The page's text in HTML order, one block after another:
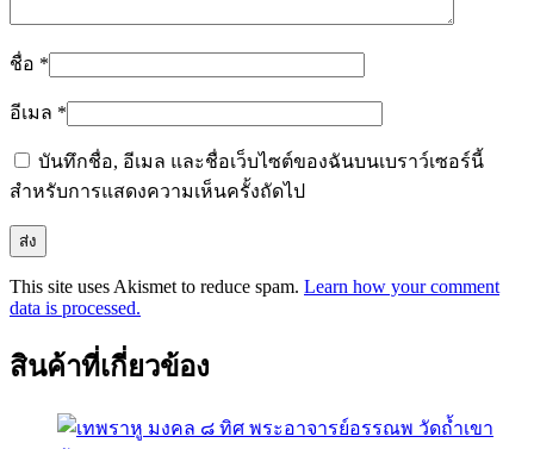
ชื่อ *
อีเมล *
บันทึกชื่อ, อีเมล และชื่อเว็บไซต์ของฉันบนเบราว์เซอร์นี้
สำหรับการแสดงความเห็นครั้งถัดไป
This site uses Akismet to reduce spam. Learn how your comment
data is processed.
สินค้าที่เกี่ยวข้อง